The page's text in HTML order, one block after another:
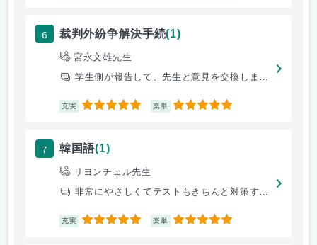
6 裁判外紛争解決手続(1)
宮永文雄先生
学生側が報告して、先生と意見を交換します。
充実 5 楽単 5
7 韓国語(1)
リヨンチェル先生
非常にやさしくてテストもきちんと対策すれば優以上はもらえます。
充実 5 楽単 5